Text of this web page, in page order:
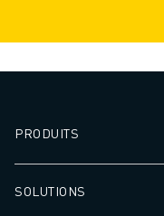
PRODUITS
SOLUTIONS